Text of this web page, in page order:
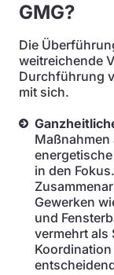
GMG?
Die
weitreichende
Durchführung
mit sich.
in den
Gewerken
und
vermehrt als